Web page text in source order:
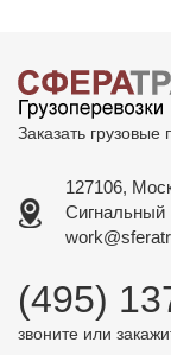
Заказать грузовые
127106,
Сигнальный
(495)
звоните или